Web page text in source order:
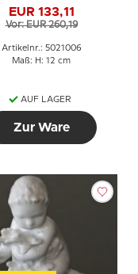
006
EUR 133,11
Vor: EUR 260,19
Artikelnr.: 5021006
Maß: H: 12 cm
AUF LAGER
Zur Ware